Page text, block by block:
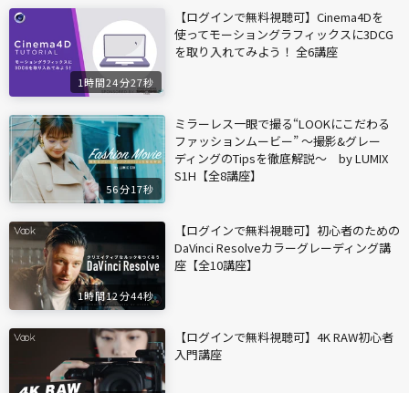
1時間24分27秒
【ログインで無料視聴可】Cinema4Dを
使ってモーショングラフィックスに3DCG
を取り入れてみよう！ 全6講座
56分17秒
ミラーレス一眼で撮る“LOOKにこだわる
ファッションムービー” ～撮影&グレー
ディングのTipsを徹底解説～ by LUMIX
S1H【全8講座】
1時間12分44秒
【ログインで無料視聴可】初心者のための
DaVinci Resolveカラーグレーディング講
座【全10講座】
【ログインで無料視聴可】4K RAW初心者
入門講座